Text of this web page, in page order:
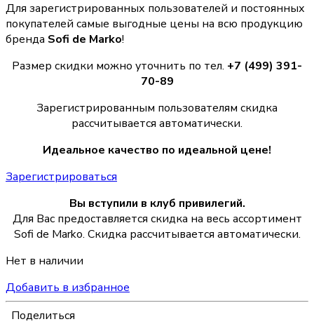
Для зарегистрированных пользователей и постоянных
покупателей самые выгодные цены на всю продукцию
бренда Sofi de Marko!
Размер скидки можно уточнить по тел. +7 (499) 391-
70-89
Зарегистрированным пользователям скидка
рассчитывается автоматически.
Идеальное качество по идеальной цене!
Зарегистрироваться
Вы вступили в клуб привилегий.
Для Вас предоставляется скидка на весь ассортимент
Sofi de Marko. Скидка рассчитывается автоматически.
Нет в наличии
Добавить в избранное
Поделиться